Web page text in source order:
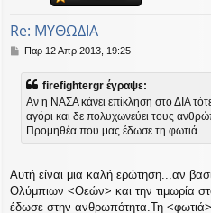
Re: ΜΥΘΩΔΙΑ
Δ
μ
σ
υ
η
Παρ 12 Απρ 2013, 19:25
firefightergr έγραψε:
Αν η ΝΑΣΑ κάνει επίκληση στο ΔΙΑ
αγόρι και δε πολυχωνεύει τους
Προμηθέα που μας έδωσε τη φωτιά.
Αυτή είναι μια καλή ερώτηση...αν
Ολύμπιων <Θεών> και την τιμωρία
έδωσε στην ανθρωπότητα.Τη